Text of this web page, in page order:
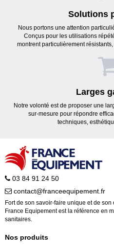
Solutions
Nous portons une attention
Conçus pour les utilisations
montrent particulièrement
Larges
Notre volonté est de proposer une
sur-mesure pour répondre
techniques,
03 84 91 24 50
contact@franceequipement.fr
Fort de son savoir-faire unique et de
France Equipement est la référence en
sanitaires.
Nos produits